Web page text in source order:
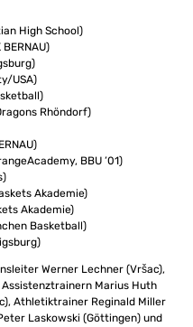
High School)
USA)
Rhöndorf)
BBU ’01)
Akademie)
Akademie)
Basketball)
Werner Lechner (Vršac),
Marius Huth
Athletiktrainer Reginald Miller
Laskowski (Göttingen) und